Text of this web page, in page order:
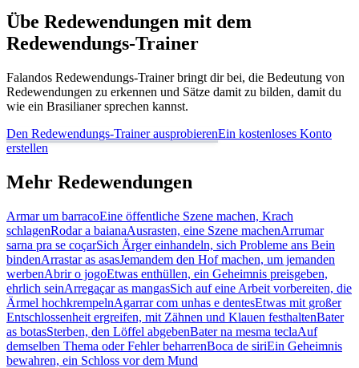
Übe Redewendungen mit dem
Redewendungs-Trainer
Falandos Redewendungs-Trainer bringt dir bei, die Bedeutung von
Redewendungen zu erkennen und Sätze damit zu bilden, damit du
wie ein Brasilianer sprechen kannst.
Den Redewendungs-Trainer ausprobierenEin kostenloses Konto
erstellen
Mehr Redewendungen
Armar um barracoEine öffentliche Szene machen, Krach
schlagenRodar a baianaAusrasten, eine Szene machenArrumar
sarna pra se coçarSich Ärger einhandeln, sich Probleme ans Bein
bindenArrastar as asasJemandem den Hof machen, um jemanden
werbenAbrir o jogoEtwas enthüllen, ein Geheimnis preisgeben,
ehrlich seinArregaçar as mangasSich auf eine Arbeit vorbereiten, die
Ärmel hochkrempelnAgarrar com unhas e dentesEtwas mit großer
Entschlossenheit ergreifen, mit Zähnen und Klauen festhaltenBater
as botasSterben, den Löffel abgebenBater na mesma teclaAuf
demselben Thema oder Fehler beharrenBoca de siriEin Geheimnis
bewahren, ein Schloss vor dem Mund